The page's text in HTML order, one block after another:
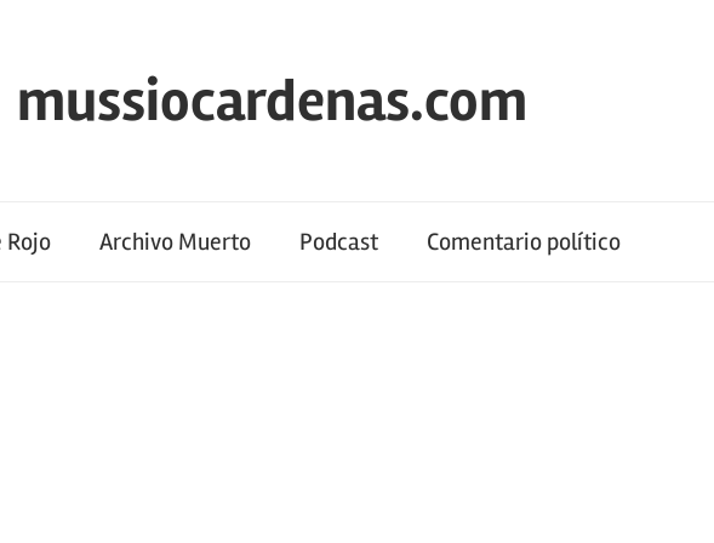
mussiocardenas.com
Archivo Muerto Podcast Comentario político